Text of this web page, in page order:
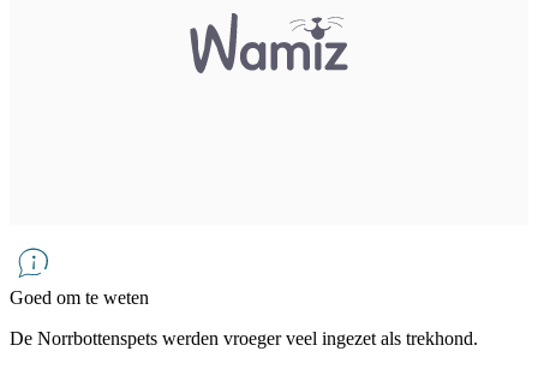
Goed om te weten
De Norrbottenspets werden vroeger veel ingezet als trekhond.